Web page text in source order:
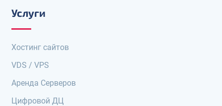
Услуги
Хостинг сайтов
VDS / VPS
Аренда Серверов
Цифровой ДЦ